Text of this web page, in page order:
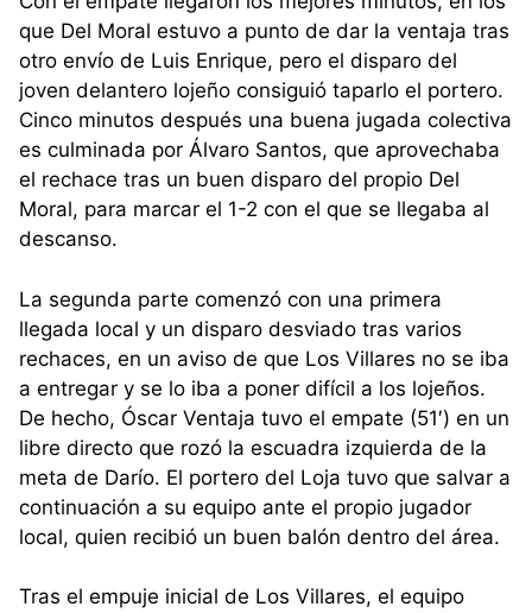
que Del Moral estuvo a punto de dar la ventaja tras
otro envío de Luis Enrique, pero el disparo del
joven delantero lojeño consiguió taparlo el portero.
Cinco minutos después una buena jugada colectiva
es culminada por Álvaro Santos, que aprovechaba
el rechace tras un buen disparo del propio Del
Moral, para marcar el 1-2 con el que se llegaba al
descanso.
La segunda parte comenzó con una primera
llegada local y un disparo desviado tras varios
rechaces, en un aviso de que Los Villares no se iba
a entregar y se lo iba a poner difícil a los lojeños.
De hecho, Óscar Ventaja tuvo el empate (51′) en un
libre directo que rozó la escuadra izquierda de la
meta de Darío. El portero del Loja tuvo que salvar a
continuación a su equipo ante el propio jugador
local, quien recibió un buen balón dentro del área.
Tras el empuje inicial de Los Villares, el equipo